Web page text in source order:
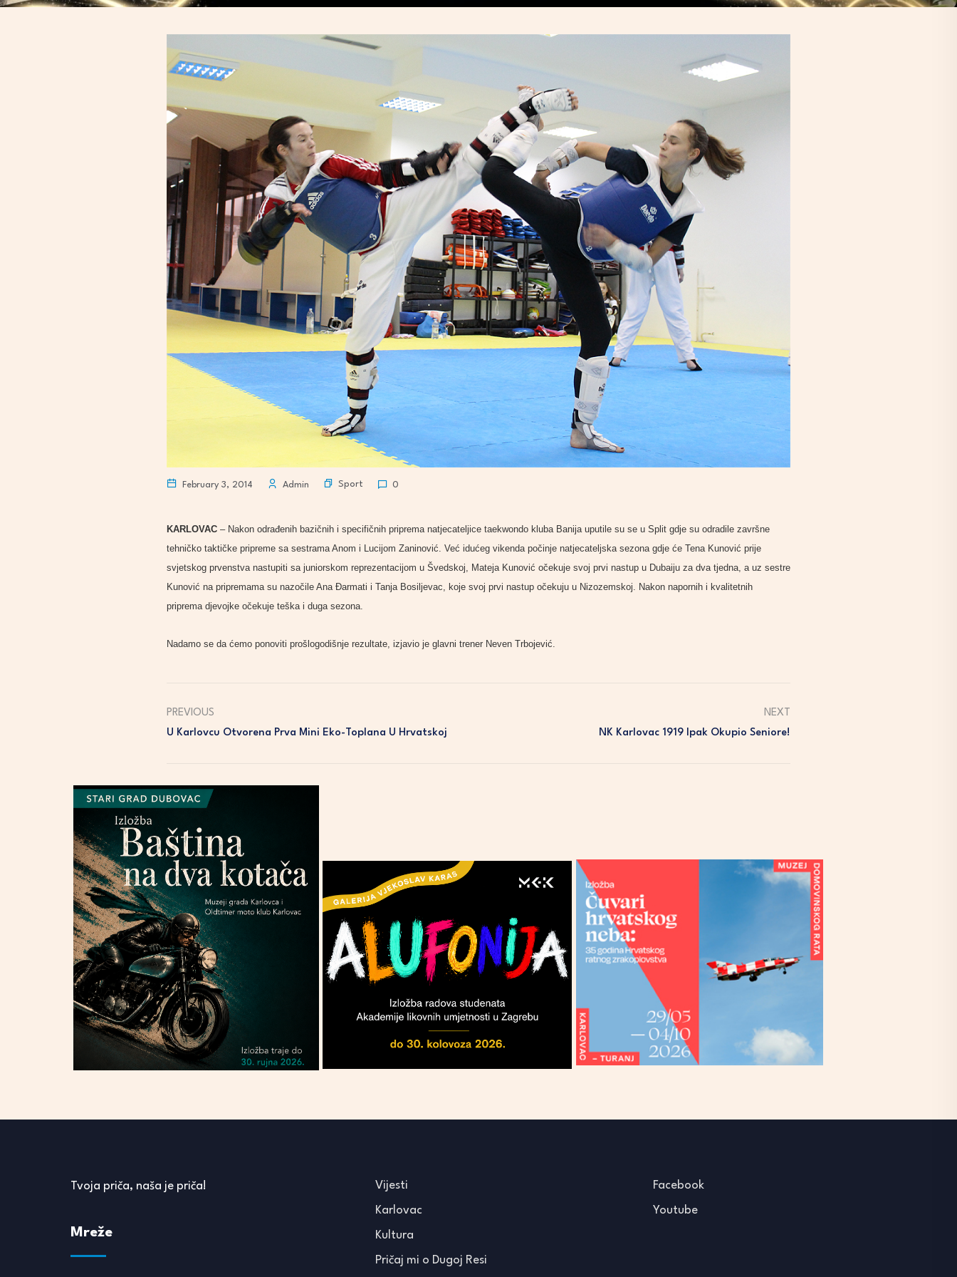
February 3, 2014 Admin Sport 0
KARLOVAC – Nakon odrađenih bazičnih i specifičnih priprema natjecateljice taekwondo kluba Banija uputile su se u Split gdje su odradile završne
tehničko taktičke pripreme sa sestrama Anom i Lucijom Zaninović. Već idućeg vikenda počinje natjecateljska sezona gdje će Tena Kunović prije
svjetskog prvenstva nastupiti sa juniorskom reprezentacijom u Švedskoj, Mateja Kunović očekuje svoj prvi nastup u Dubaiju za dva tjedna, a uz sestre
Kunović na pripremama su nazočile Ana Đarmati i Tanja Bosiljevac, koje svoj prvi nastup očekuju u Nizozemskoj. Nakon napornih i kvalitetnih
priprema djevojke očekuje teška i duga sezona.
Nadamo se da ćemo ponoviti prošlogodišnje rezultate, izjavio je glavni trener Neven Trbojević.
PREVIOUS
U Karlovcu Otvorena Prva Mini Eko-Toplana U Hrvatskoj
NEXT
NK Karlovac 1919 Ipak Okupio Seniore!
Tvoja priča, naša je priča!
Mreže
Vijesti
Karlovac
Kultura
Pričaj mi o Dugoj Resi
Facebook
Youtube